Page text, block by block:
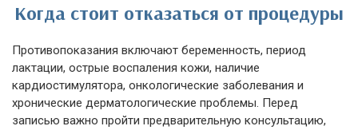
Когда стоит отказаться от процедуры
Противопоказания включают беременность, период
лактации, острые воспаления кожи, наличие
кардиостимулятора, онкологические заболевания и
хронические дерматологические проблемы. Перед
записью важно пройти предварительную консультацию,